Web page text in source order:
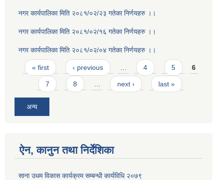
नगर कार्यपालिका मिति २०८१/०२/२३ गतेका निर्णयहरु ।।
नगर कार्यपालिका मिति २०८१/०२/१६ गतेका निर्णयहरु ।।
नगर कार्यपालिका मिति २०८१/०२/०४ गतेका निर्णयहरु ।।
Pages
« first ‹ previous … 4 5 6
7 8 … next › last »
अन्य
ऐन, कानुन तथा निर्देशिका
साना उधम विकास कार्यक्रम सम्बन्धी कार्यविधि २०७९